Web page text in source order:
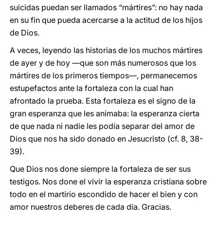
suicidas puedan ser llamados “mártires”: no hay nada
en su fin que pueda acercarse a la actitud de los hijos
de Dios.
A veces, leyendo las historias de los muchos mártires
de ayer y de hoy —que son más numerosos que los
mártires de los primeros tiempos—, permanecemos
estupefactos ante la fortaleza con la cual han
afrontado la prueba. Esta fortaleza es el signo de la
gran esperanza que les animaba: la esperanza cierta
de que nada ni nadie les podía separar del amor de
Dios que nos ha sido donado en Jesucristo (cf. 8, 38-
39).
Que Dios nos done siempre la fortaleza de ser sus
testigos. Nos done el vivir la esperanza cristiana sobre
todo en el martirio escondido de hacer el bien y con
amor nuestros deberes de cada día. Gracias.